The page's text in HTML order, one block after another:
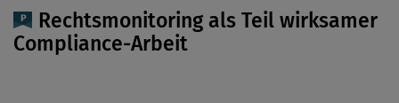
Rechtsmonitoring als Teil wirksamer
Compliance-Arbeit